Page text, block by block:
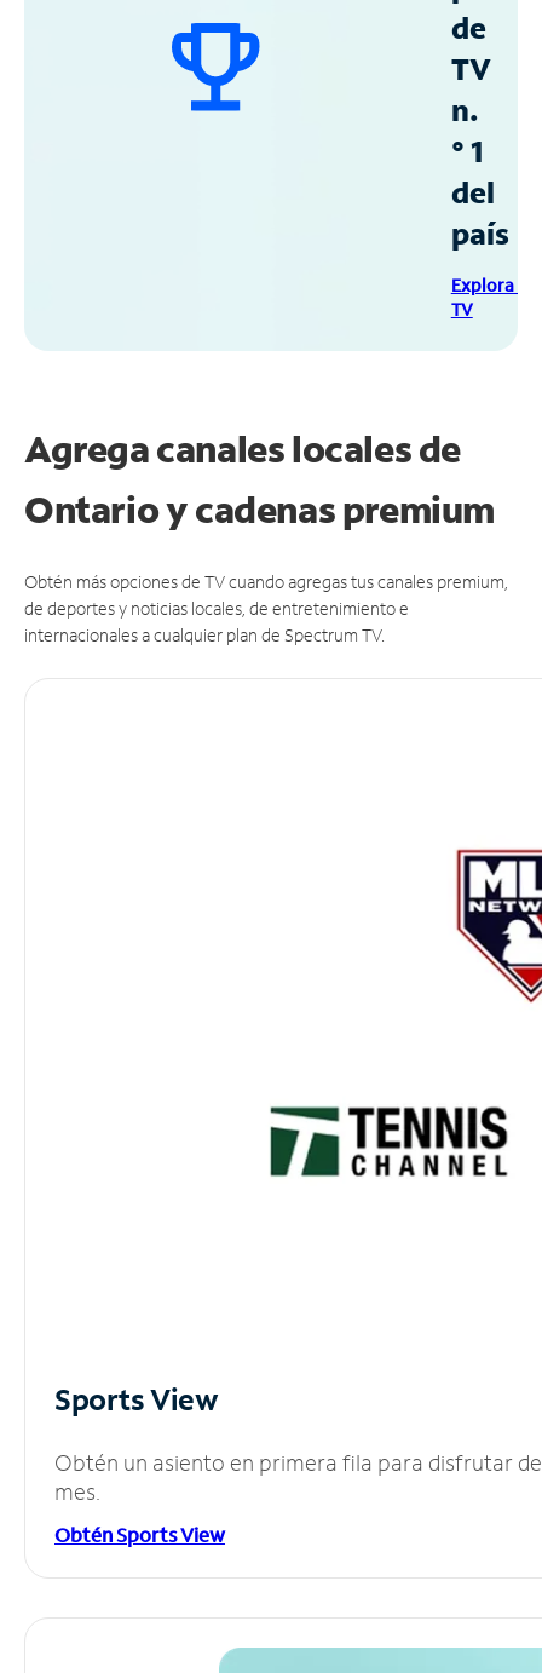
de
TV
n.
° 1
del
país
Explora
TV
Agrega canales locales de
Ontario y cadenas premium
Obtén más opciones de TV cuando agregas tus canales premium,
de deportes y noticias locales, de entretenimiento e
internacionales a cualquier plan de Spectrum TV.
Sports View
Obtén un asiento en primera fila para disfrutar
mes.
Obtén Sports View